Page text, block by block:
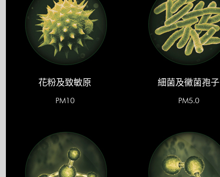
花粉及致敏原
PM10
細菌及黴菌孢子
PM5.0